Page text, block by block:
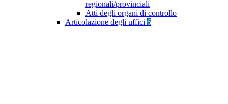
regionali/provinciali
Atti degli organi di controllo
Articolazione degli uffici 6